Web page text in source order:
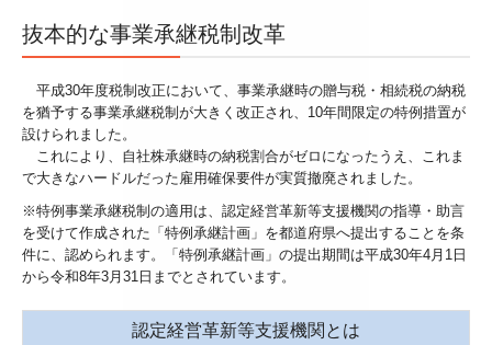
採用情報
採用メッセージ
スタッフインタビュー
キャリアアップ・教育制度
よくあるご相談
税務顧問契約
抜本的な事業承継税制改革
平成30年度税制改正において、事業承継時の贈与税・相続税の納税
を猶予する事業承継税制が大きく改正され、10年間限定の特例措置が
設けられました。
これにより、自社株承継時の納税割合がゼロになったうえ、これま
で大きなハードルだった雇用確保要件が実質撤廃されました。
※特例事業承継税制の適用は、認定経営革新等支援機関の指導・助言
を受けて作成された「特例承継計画」を都道府県へ提出することを条
件に、認められます。「特例承継計画」の提出期間は平成30年4月1日
から令和8年3月31日までとされています。
認定経営革新等支援機関とは